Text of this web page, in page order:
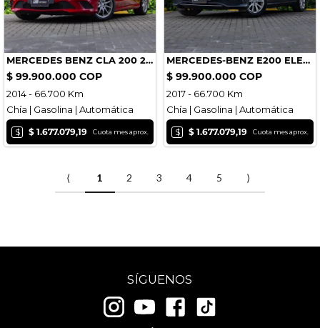
MERCEDES BENZ CLA 200 2014
$ 99.900.000 COP
2014 - 66.700 Km
Chía | Gasolina | Automática
$ $ 1.677.079,19 Cuota mes aprox.
MERCEDES-BENZ E200 ELEGANT 2017
$ 99.900.000 COP
2017 - 66.700 Km
Chía | Gasolina | Automática
$ $ 1.677.079,19 Cuota mes aprox.
⟨ 1 2 3 4 5 ⟩
SÍGUENOS